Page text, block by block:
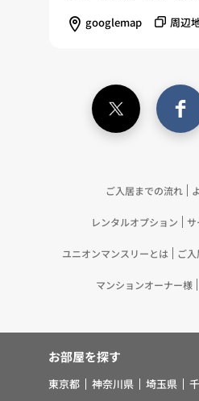
（11）本ポリシーへの同意に
記載の目的で利用するため（
意に基づき、提携事業者等が
の提供を受け、当社が既に有
ービス、マーケティング活動
5.お客様・オーナー様の個人情
取り扱う個人情報を、あらか
ナー様の同意を得ないで、第
生の向上または児童の健全な育
に必要がある場合であって、お
googlemap 周辺
ご入居までの流れ
レンタルオプション サ
ユニオンマンスリーとは ご
マンションオーナー様
お部屋を探す
東京都 神奈川県 埼玉県